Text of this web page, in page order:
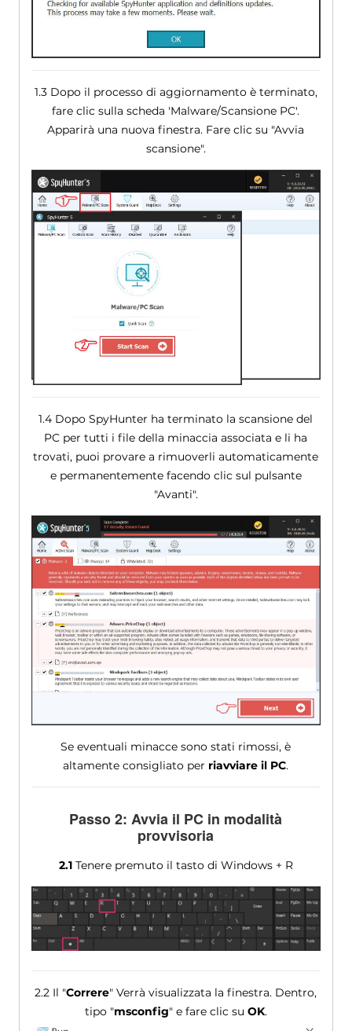
1.3 Dopo il processo di aggiornamento è terminato,
fare clic sulla scheda 'Malware/Scansione PC'.
Apparirà una nuova finestra. Fare clic su "Avvia
scansione".
1.4 Dopo SpyHunter ha terminato la scansione del
PC per tutti i file della minaccia associata e li ha
trovati, puoi provare a rimuoverli automaticamente
e permanentemente facendo clic sul pulsante
"Avanti".
Se eventuali minacce sono stati rimossi, è
altamente consigliato per riavviare il PC.
Passo 2: Avvia il PC in modalità
provvisoria
2.1Tenere premuto il tasto di Windows + R
2.2 Il "Correre" Verrà visualizzata la finestra. Dentro,
tipo "msconfig" e fare clic su OK.